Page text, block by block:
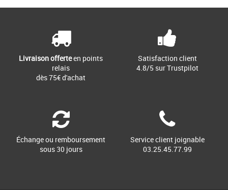
Livraison offerteen points
relais
dès 75€ d'achat
Satisfaction client
4.8/5 sur Trustpilot
Échange ou remboursement
sous 30 jours
Service client joignable
03.25.45.77.99